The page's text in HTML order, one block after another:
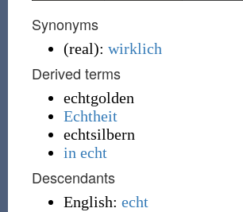
Synonyms
(real): wirklich
Derived terms
echtgolden
Echtheit
echtsilbern
in echt
Descendants
English: echt